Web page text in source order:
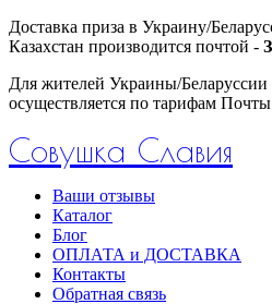
Доставка приза в Украину/
Казахстан производится почтой -
Для жителей Украины/Беларуссии /
осуществляется по тарифам
Совушка Славия
Ваши отзывы
Каталог
Блог
ОПЛАТА и ДОСТАВКА
Контакты
Обратная связь